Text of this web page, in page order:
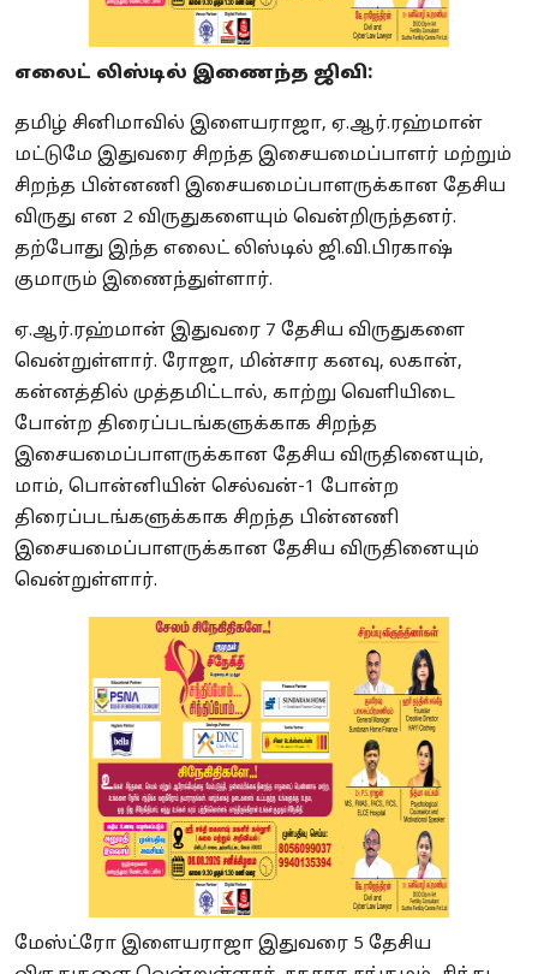
எலைட் லிஸ்டில் இணைந்த ஜிவி:
தமிழ் சினிமாவில் இளையராஜா, ஏ.ஆர்.ரஹ்மான்
மட்டுமே இதுவரை சிறந்த இசையமைப்பாளர் மற்றும்
சிறந்த பின்னணி இசையமைப்பாளருக்கான தேசிய
விருது என 2 விருதுகளையும் வென்றிருந்தனர்.
தற்போது இந்த எலைட் லிஸ்டில் ஜி.வி.பிரகாஷ்
குமாரும் இணைந்துள்ளார்.
ஏ.ஆர்.ரஹ்மான் இதுவரை 7 தேசிய விருதுகளை
வென்றுள்ளார். ரோஜா, மின்சார கனவு, லகான்,
கன்னத்தில் முத்தமிட்டால், காற்று வெளியிடை
போன்ற திரைப்படங்களுக்காக சிறந்த
இசையமைப்பாளருக்கான தேசிய விருதினையும்,
மாம், பொன்னியின் செல்வன்-1 போன்ற
திரைப்படங்களுக்காக சிறந்த பின்னணி
இசையமைப்பாளருக்கான தேசிய விருதினையும்
வென்றுள்ளார்.
மேஸ்ட்ரோ இளையராஜா இதுவரை 5 தேசிய